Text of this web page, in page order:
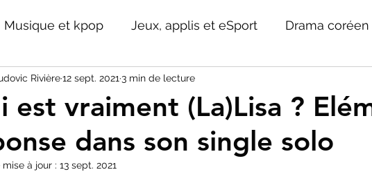
Musique et kpop Jeux, applis et eSport Drama
Business Culture coréenne
est vraiment (La)Lisa ?
dans son single solo
Rivière12 sept. 2021 3 min de lecture
mise à jour : 13 sept. 2021